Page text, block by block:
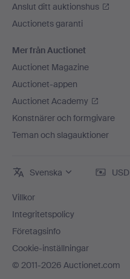
Anslut ditt auktionshus
Auctionets garanti
Mer från Auctionet
Auctionet Magazine
Auctionet-appen
Auctionet Academy
Konstnärer och formgivare
Teman och slagauktioner
Svenska USD
Villkor
Integritetspolicy
Företagsinfo
Cookie-inställningar
© 2011-2026 Auctionet.com